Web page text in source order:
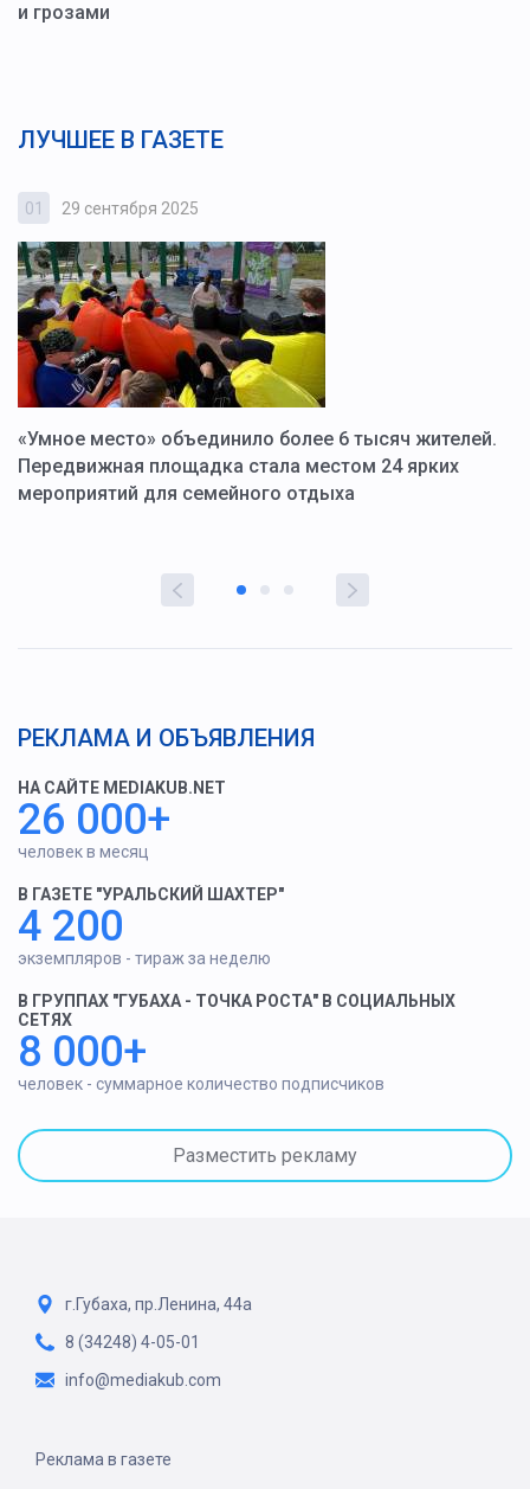
и грозами
ЛУЧШЕЕ В ГАЗЕТЕ
01 29 сентября 2025
«Умное место» объединило более 6 тысяч жителей.
Передвижная площадка стала местом 24 ярких
мероприятий для семейного отдыха
РЕКЛАМА И ОБЪЯВЛЕНИЯ
НА САЙТЕ MEDIAKUB.NET
26 000+
человек в месяц
В ГАЗЕТЕ "УРАЛЬСКИЙ ШАХТЕР"
4 200
экземпляров - тираж за неделю
В ГРУППАХ "ГУБАХА - ТОЧКА РОСТА" В СОЦИАЛЬНЫХ
СЕТЯХ
8 000+
человек - суммарное количество подписчиков
Разместить рекламу
г.Губаха, пр.Ленина, 44а
8 (34248) 4-05-01
info@mediakub.com
Реклама в газете